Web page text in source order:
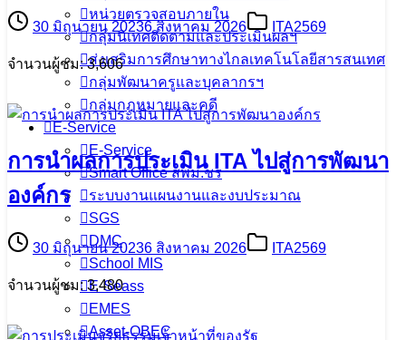
หน่วยตรวจสอบภายใน
กลุ่มนิเทศติดตามและประเมินผลฯ
ส่งเสริมการศึกษาทางไกลเทคโนโลยีสารสนเทศ
กลุ่มพัฒนาครูและบุคลากรฯ
กลุ่มกฎหมายและคดี
E-Service
E-Service
Smart Office สพม.ชร
ระบบงานแผนงานและงบประมาณ
SGS
DMC
School MIS
E-Seass
EMES
Asset-OBEC
30 มิถุนายน 20236 สิงหาคม 2026 ITA2569
จำนวนผู้ชม: 3,606
การนำผลการประเมิน ITA ไปสู่การพัฒนา
องค์กร
30 มิถุนายน 20236 สิงหาคม 2026 ITA2569
จำนวนผู้ชม: 3,480